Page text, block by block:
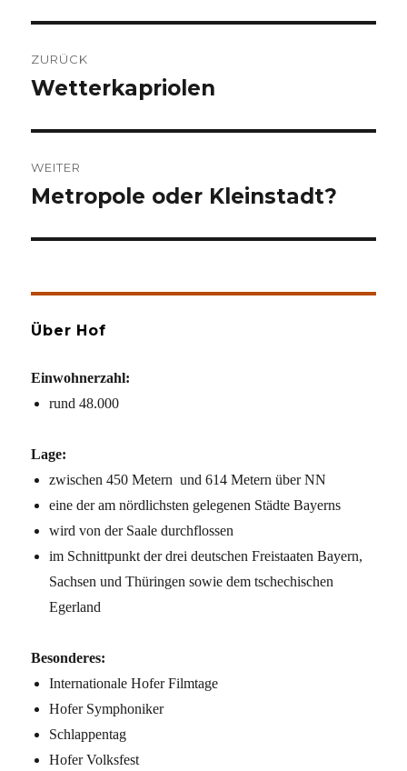
ZURÜCK
Vorheriger
Wetterkapriolen
WEITER
Nächster
Metropole oder Kleinstadt?
Über Hof
Einwohnerzahl:
rund 48.000
Lage:
zwischen 450 Metern und 614 Metern über NN
eine der am nördlichsten gelegenen Städte Bayerns
wird von der Saale durchflossen
im Schnittpunkt der drei deutschen Freistaaten Bayern,
Sachsen und Thüringen sowie dem tschechischen
Egerland
Besonderes:
Internationale Hofer Filmtage
Hofer Symphoniker
Schlappentag
Hofer Volksfest